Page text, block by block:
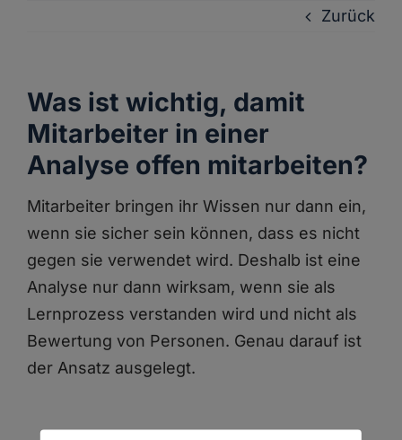
Zurück
Was ist wichtig, damit
Mitarbeiter in einer
Analyse offen mitarbeiten?
Mitarbeiter bringen ihr Wissen nur dann ein,
wenn sie sicher sein können, dass es nicht
gegen sie verwendet wird. Deshalb ist eine
Analyse nur dann wirksam, wenn sie als
Lernprozess verstanden wird und nicht als
Bewertung von Personen. Genau darauf ist
der Ansatz ausgelegt.